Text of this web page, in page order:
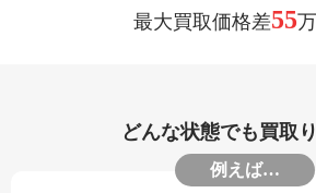
最大買取価格差55
どんな状態でも買取
例えば…